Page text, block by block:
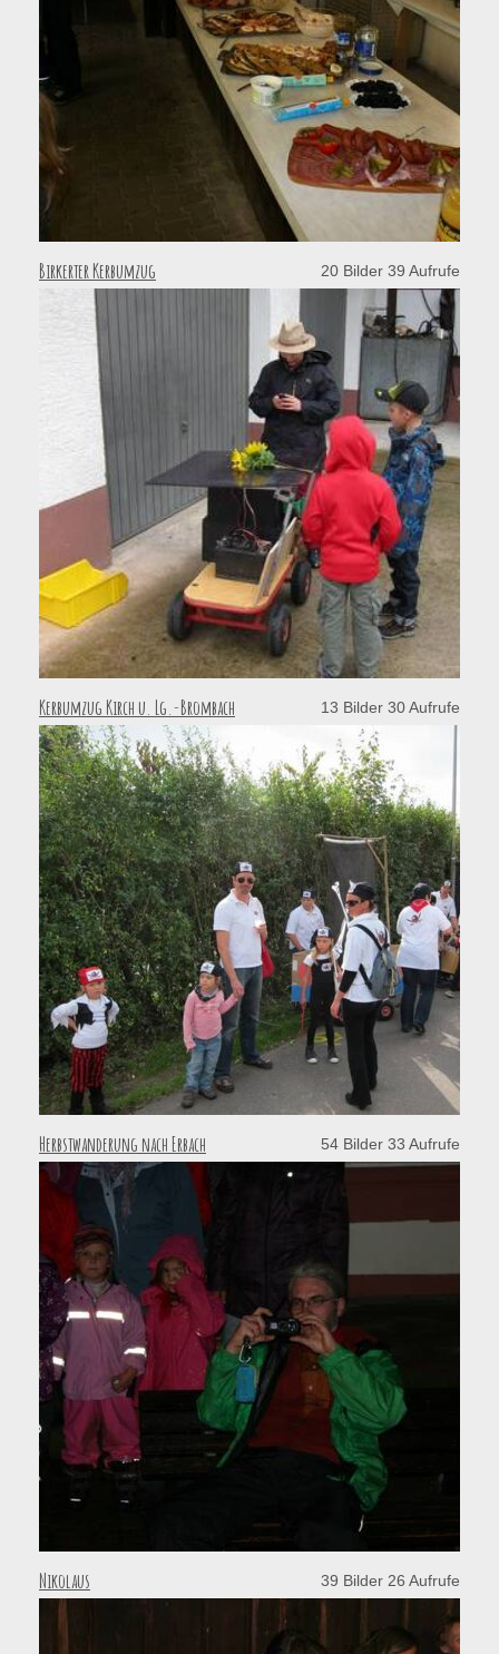
Birkerter Kerbumzug 20 Bilder 39 Aufrufe
Kerbumzug Kirch u. Lg.-Brombach 13 Bilder 30 Aufrufe
Herbstwanderung nach Erbach 54 Bilder 33 Aufrufe
Nikolaus 39 Bilder 26 Aufrufe